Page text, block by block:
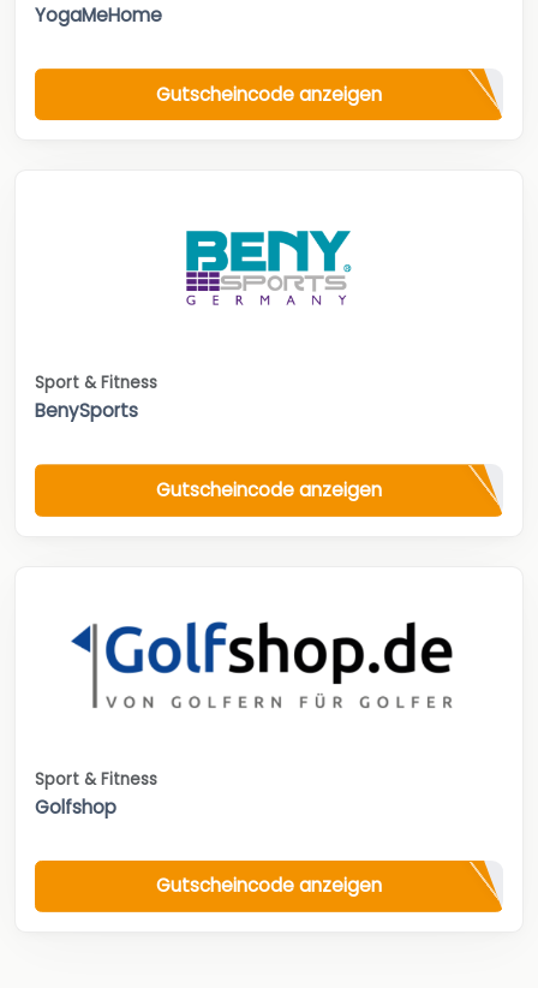
YogaMeHome
Gutscheincode anzeigen
Sport & Fitness
BenySports
Gutscheincode anzeigen
Sport & Fitness
Golfshop
Gutscheincode anzeigen